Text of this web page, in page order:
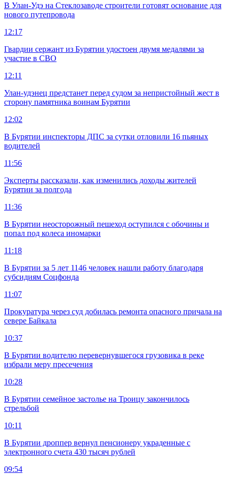
В Улан-Удэ на Стеклозаводе строители готовят основание для
нового путепровода
12:17
Гвардии сержант из Бурятии удостоен двумя медалями за
участие в СВО
12:11
Улан-удэнец предстанет перед судом за непристойный жест в
сторону памятника воинам Бурятии
12:02
В Бурятии инспекторы ДПС за сутки отловили 16 пьяных
водителей
11:56
Эксперты рассказали, как изменились доходы жителей
Бурятии за полгода
11:36
В Бурятии неосторожный пешеход оступился с обочины и
попал под колеса иномарки
11:18
В Бурятии за 5 лет 1146 человек нашли работу благодаря
субсидиям Соцфонда
11:07
Прокуратура через суд добилась ремонта опасного причала на
севере Байкала
10:37
В Бурятии водителю перевернувшегося грузовика в реке
избрали меру пресечения
10:28
В Бурятии семейное застолье на Троицу закончилось
стрельбой
10:11
В Бурятии дроппер вернул пенсионеру украденные с
электронного счета 430 тысяч рублей
09:54